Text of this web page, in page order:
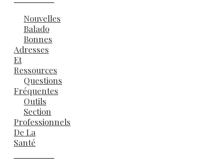
Nouvelles
Balado
Bonnes
Adresses
Et
Ressources
Questions
Fréquentes
Outils
Section
Professionnels
De La
Santé